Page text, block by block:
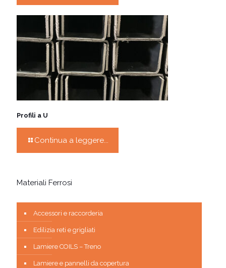
Profili a U
Continua a leggere...
Materiali Ferrosi
Accessori e raccorderia
Edilizia reti e grigliati
Lamiere COILS – Treno
Lamiere e pannelli da copertura